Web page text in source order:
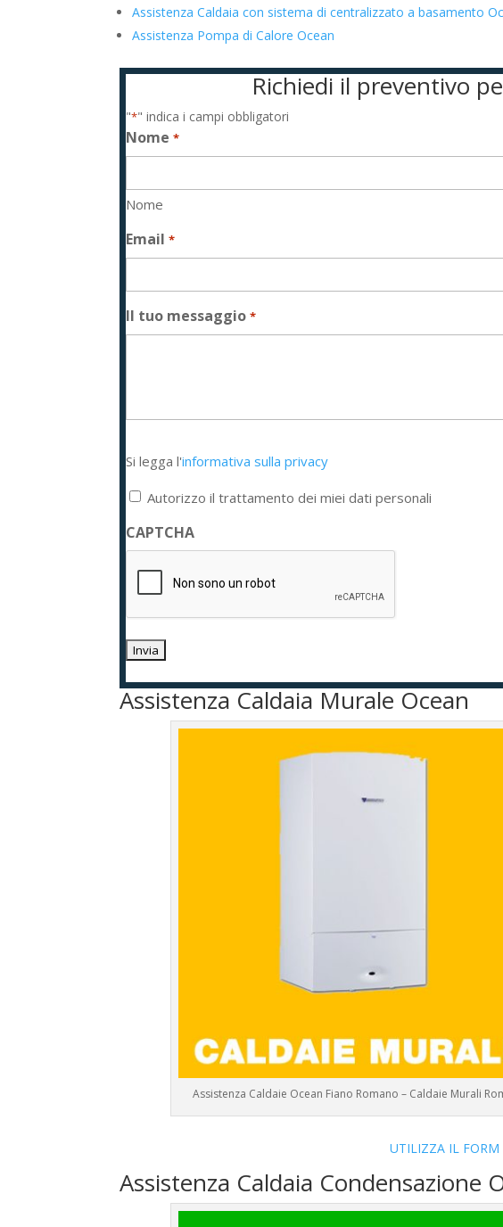
Assistenza Caldaia con sistema di centralizzato a basamento
Assistenza Pompa di Calore Ocean
Richiedi il preventivo
"*" indica i campi obbligatori
Nome *
Nome
Email *
Il tuo messaggio *
legga
l'informativa
privacy
*
Si legga l'informativa sulla privacy
Autorizzo il trattamento dei miei dati personali
CAPTCHA
Assistenza Caldaia Murale Ocean
Assistenza Caldaie Ocean Fiano Romano – Caldaie Murali
UTILIZZA IL FORM
Assistenza Caldaia Condensazione